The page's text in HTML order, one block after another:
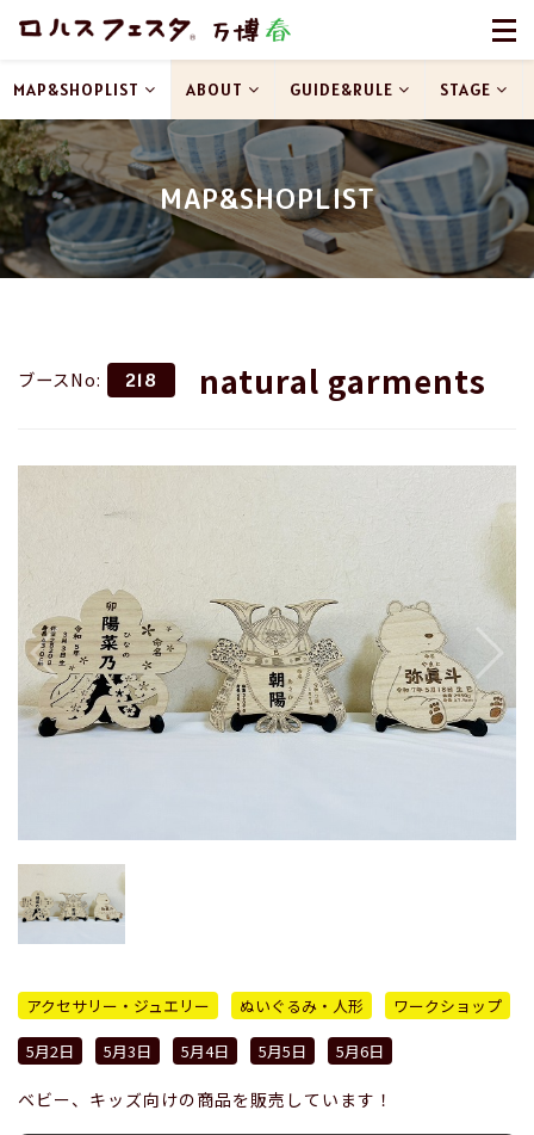
MAP&SHOPLIST
MAP&SHOPLIST ABOUT GUIDE&RULE STAGE
ブースNo: 218 natural garments
アクセサリー・ジュエリー ぬいぐるみ・人形
ワークショップ
5月2日
5月3日 5月4日 5月5日 5月6日
ベビー、キッズ向けの商品を販売しています！